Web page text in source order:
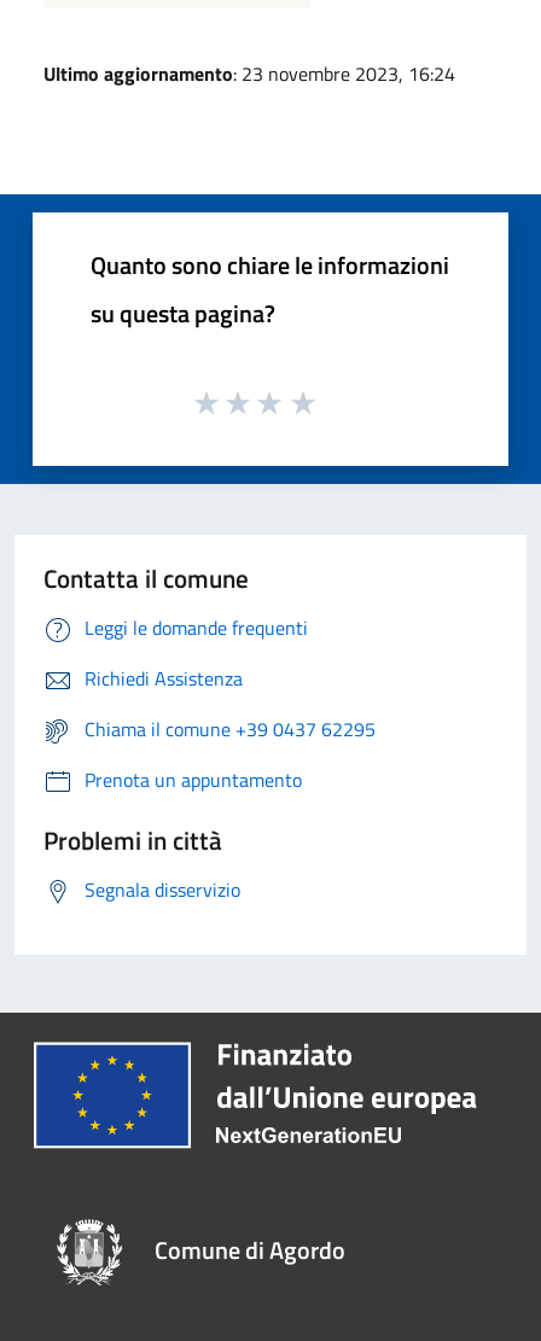
Ultimo aggiornamento: 23 novembre 2023, 16:24
Quanto sono chiare le informazioni
su questa pagina?
Contatta il comune
Leggi le domande frequenti
Richiedi Assistenza
Chiama il comune +39 0437 62295
Prenota un appuntamento
Problemi in città
Segnala disservizio
Comune di Agordo